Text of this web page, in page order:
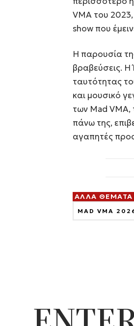
VMA του
show που
Η παρουσία
βραβεύσεις.
ταυτότητας
και μουσικό
των Mad VMA,
πάνω της,
αγαπητές
ΑΛΛΑ ΘΕΜΑΤΑ
MAD VMA